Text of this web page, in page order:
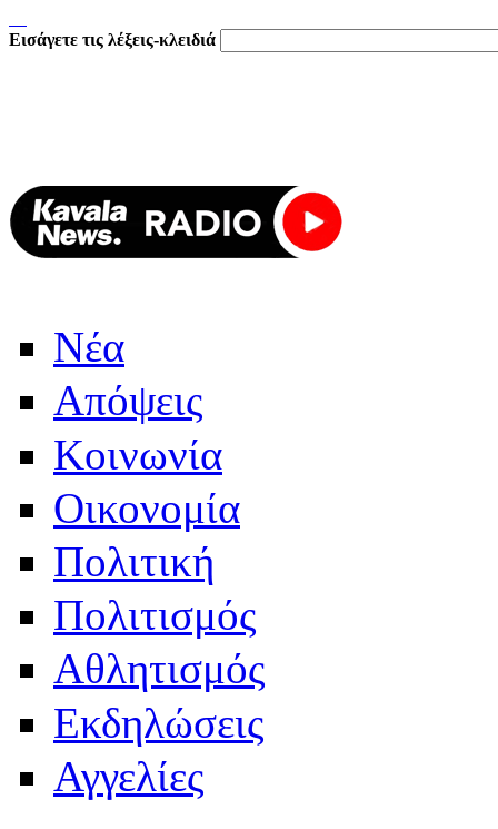
Εισάγετε τις λέξεις-κλειδιά
Νέα
Απόψεις
Κοινωνία
Οικονομία
Πολιτική
Πολιτισμός
Αθλητισμός
Εκδηλώσεις
Αγγελίες